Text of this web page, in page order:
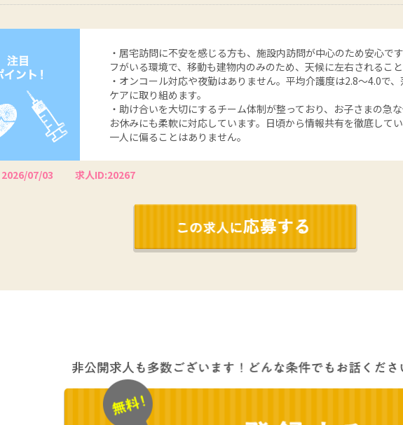
・居宅訪問に不安を感じる方も、施設内訪問が中心のため安心で
フがいる環境で、移動も建物内のみのため、天候に左右されるこ
・オンコール対応や夜勤はありません。平均介護度は2.8～4.0で
ケアに取り組めます。
・助け合いを大切にするチーム体制が整っており、お子さまの急
お休みにも柔軟に対応しています。日頃から情報共有を徹底して
一人に偏ることはありません。
07/03 求人ID:20267